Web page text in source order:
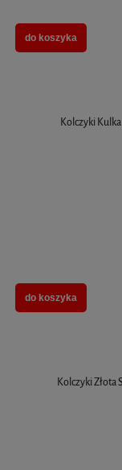
do koszyka
Kolczyki
do koszyka
Kolczyki Złota